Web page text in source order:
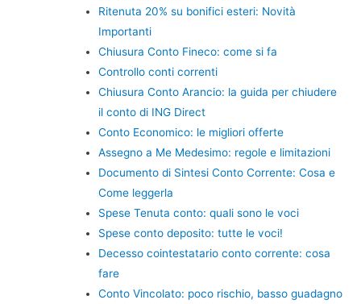
Ritenuta 20% su bonifici esteri: Novità
Importanti
Chiusura Conto Fineco: come si fa
Controllo conti correnti
Chiusura Conto Arancio: la guida per chiudere
il conto di ING Direct
Conto Economico: le migliori offerte
Assegno a Me Medesimo: regole e limitazioni
Documento di Sintesi Conto Corrente: Cosa e
Come leggerla
Spese Tenuta conto: quali sono le voci
Spese conto deposito: tutte le voci!
Decesso cointestatario conto corrente: cosa
fare
Conto Vincolato: poco rischio, basso guadagno